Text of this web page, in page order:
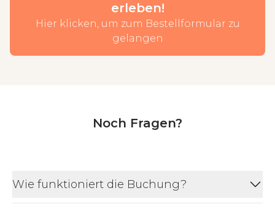
erleben!
Hier klicken, um zum Bestellformular zu
gelangen
Noch Fragen?
Wie funktioniert die Buchung?